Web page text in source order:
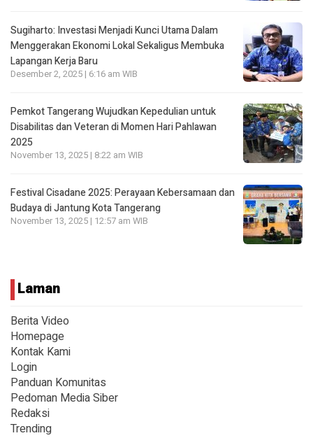
Sugiharto: Investasi Menjadi Kunci Utama Dalam
Menggerakan Ekonomi Lokal Sekaligus Membuka
Lapangan Kerja Baru
Desember 2, 2025 | 6:16 am WIB
Pemkot Tangerang Wujudkan Kepedulian untuk
Disabilitas dan Veteran di Momen Hari Pahlawan
2025
November 13, 2025 | 8:22 am WIB
Festival Cisadane 2025: Perayaan Kebersamaan dan
Budaya di Jantung Kota Tangerang
November 13, 2025 | 12:57 am WIB
Laman
Berita Video
Homepage
Kontak Kami
Login
Panduan Komunitas
Pedoman Media Siber
Redaksi
Trending